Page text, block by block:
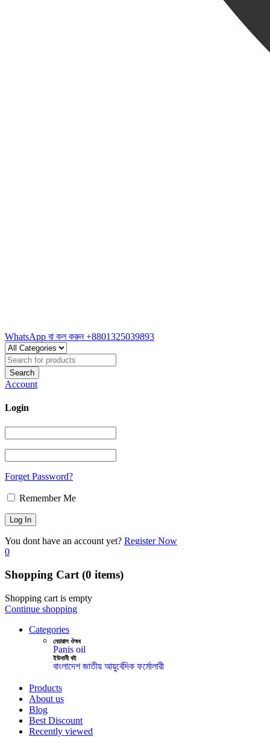
WhatsApp বা কল করুন +8801325039893
Account
Login
Forget Password?
Remember Me
You dont have an account yet? Register Now
0
Shopping Cart(0 items)
Shopping cart is empty
Continue shopping
Categories
নেচারাল ঔষধ
Panis oil
ইউনানী বই
বাংলাদেশ জাতীয় আয়ুর্বেদিক ফর্মোলারী
Products
About us
Blog
Best Discount
Recently viewed